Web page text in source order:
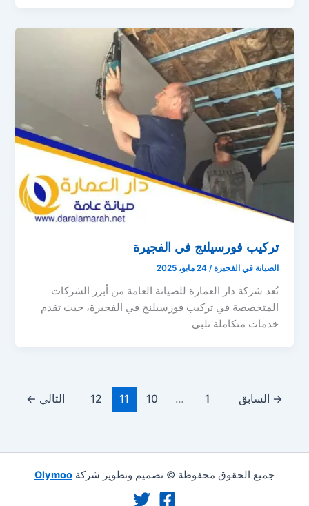
تركيب فورسيلنج في الفجيرة
الصيانة في الفجيرة/24 مايو، 2025
تُعد شركة دار العمارة للصيانة العامة من أبرز الشركات
المتخصصة في تركيب فورسيلنج في الفجيرة، حيث تقدم
خدمات متكاملة تلبي
→ السابق 1
…
10
11
12 التالي ←
جميع الحقوق محفوظة © تصميم وتطوير شركة Olymoo